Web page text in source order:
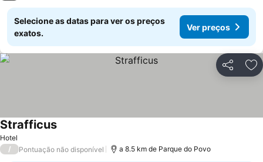
Selecione as datas para ver os preços
exatos.
Ver preços
Partilhar
Hotel
Strafficus
/ Pontuação não disponível a 8.5 km de Parque do Povo